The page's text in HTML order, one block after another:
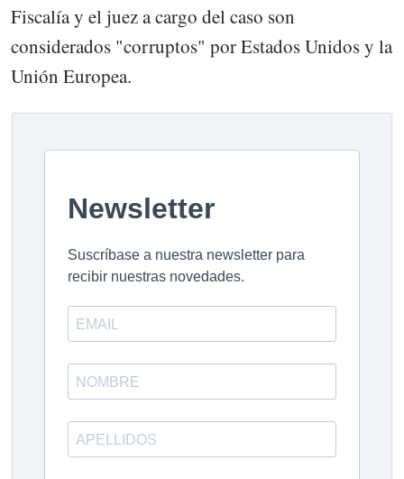
Fiscalía y el juez a cargo del caso son
considerados "corruptos" por Estados Unidos y la
Unión Europea.